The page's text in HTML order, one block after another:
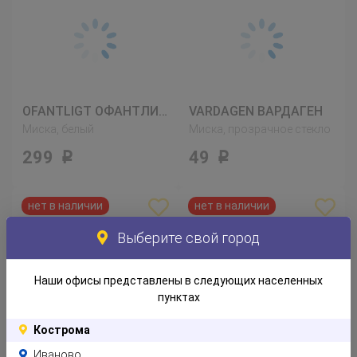
OFANTLIGT ОФАНТЛИГТ
299 Р
VARDAGEN ВАРДАГЕН
Миска, прозрачное стекло
49 Р
VARDAGEN ВАРДАГЕН
Миска, прозрачное стекло
Выберите свой город
Наши офисы представлены в следующих населенных
пунктах
Кострома
Иваново